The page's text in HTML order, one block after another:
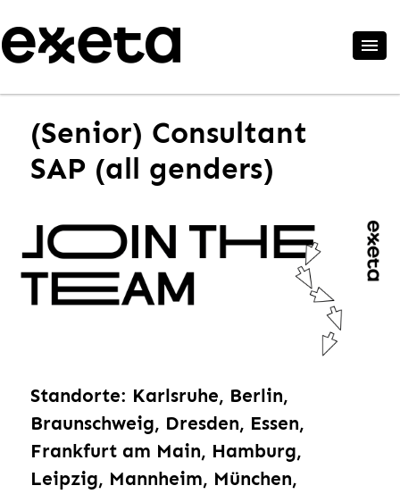
(Senior) Consultant
SAP (all genders)
Standorte: Karlsruhe, Berlin,
Braunschweig, Dresden, Essen,
Frankfurt am Main, Hamburg,
Leipzig, Mannheim, München,